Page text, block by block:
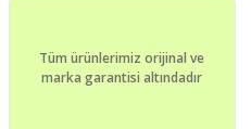
Ürün fiyatı diğer
Tüm ürünlerimiz orijinal ve
marka garantisi altındadır